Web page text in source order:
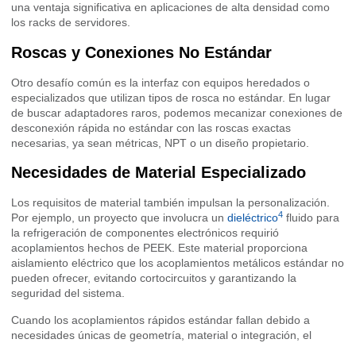
una ventaja significativa en aplicaciones de alta densidad como
los racks de servidores.
Roscas y Conexiones No Estándar
Otro desafío común es la interfaz con equipos heredados o
especializados que utilizan tipos de rosca no estándar. En lugar
de buscar adaptadores raros, podemos mecanizar conexiones de
desconexión rápida no estándar con las roscas exactas
necesarias, ya sean métricas, NPT o un diseño propietario.
Necesidades de Material Especializado
Los requisitos de material también impulsan la personalización.
Por ejemplo, un proyecto que involucra un dieléctrico4 fluido para
la refrigeración de componentes electrónicos requirió
acoplamientos hechos de PEEK. Este material proporciona
aislamiento eléctrico que los acoplamientos metálicos estándar no
pueden ofrecer, evitando cortocircuitos y garantizando la
seguridad del sistema.
Cuando los acoplamientos rápidos estándar fallan debido a
necesidades únicas de geometría, material o integración, el